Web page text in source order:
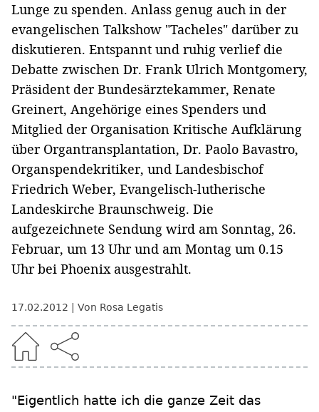
Lunge zu spenden. Anlass genug auch in der
evangelischen Talkshow "Tacheles" darüber zu
diskutieren. Entspannt und ruhig verlief die
Debatte zwischen Dr. Frank Ulrich Montgomery,
Präsident der Bundesärztekammer, Renate
Greinert, Angehörige eines Spenders und
Mitglied der Organisation Kritische Aufklärung
über Organtransplantation, Dr. Paolo Bavastro,
Organspendekritiker, und Landesbischof
Friedrich Weber, Evangelisch-lutherische
Landeskirche Braunschweig. Die
aufgezeichnete Sendung wird am Sonntag, 26.
Februar, um 13 Uhr und am Montag um 0.15
Uhr bei Phoenix ausgestrahlt.
17.02.2012 Von Rosa Legatis
"Eigentlich hatte ich die ganze Zeit das